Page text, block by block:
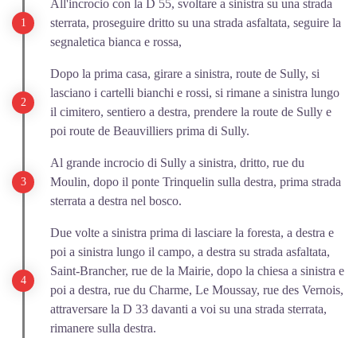
All'incrocio con la D 55, svoltare a sinistra su una strada
sterrata, proseguire dritto su una strada asfaltata, seguire la
segnaletica bianca e rossa,
Dopo la prima casa, girare a sinistra, route de Sully, si
lasciano i cartelli bianchi e rossi, si rimane a sinistra lungo
il cimitero, sentiero a destra, prendere la route de Sully e
poi route de Beauvilliers prima di Sully.
Al grande incrocio di Sully a sinistra, dritto, rue du
Moulin, dopo il ponte Trinquelin sulla destra, prima strada
sterrata a destra nel bosco.
Due volte a sinistra prima di lasciare la foresta, a destra e
poi a sinistra lungo il campo, a destra su strada asfaltata,
Saint-Brancher, rue de la Mairie, dopo la chiesa a sinistra e
poi a destra, rue du Charme, Le Moussay, rue des Vernois,
attraversare la D 33 davanti a voi su una strada sterrata,
rimanere sulla destra.